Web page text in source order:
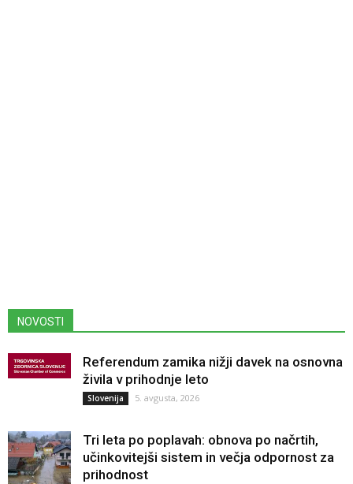
NOVOSTI
Referendum zamika nižji davek na osnovna
živila v prihodnje leto
Slovenija 5. avgusta, 2026
Tri leta po poplavah: obnova po načrtih,
učinkovitejši sistem in večja odpornost za
prihodnost